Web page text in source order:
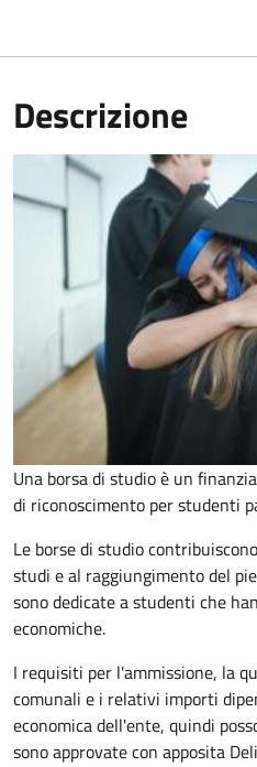
Descrizione
Una borsa di studio è un
di riconoscimento per studenti
Le borse di studio
studi e al raggiungimento del
sono dedicate a studenti che
economiche.
I requisiti per l'ammissione, la
comunali e i relativi importi
economica dell'ente, quindi
sono approvate con apposita